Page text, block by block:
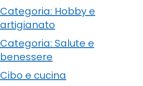
Categoria: Hobby e
artigianato
Categoria: Salute e
benessere
Cibo e cucina